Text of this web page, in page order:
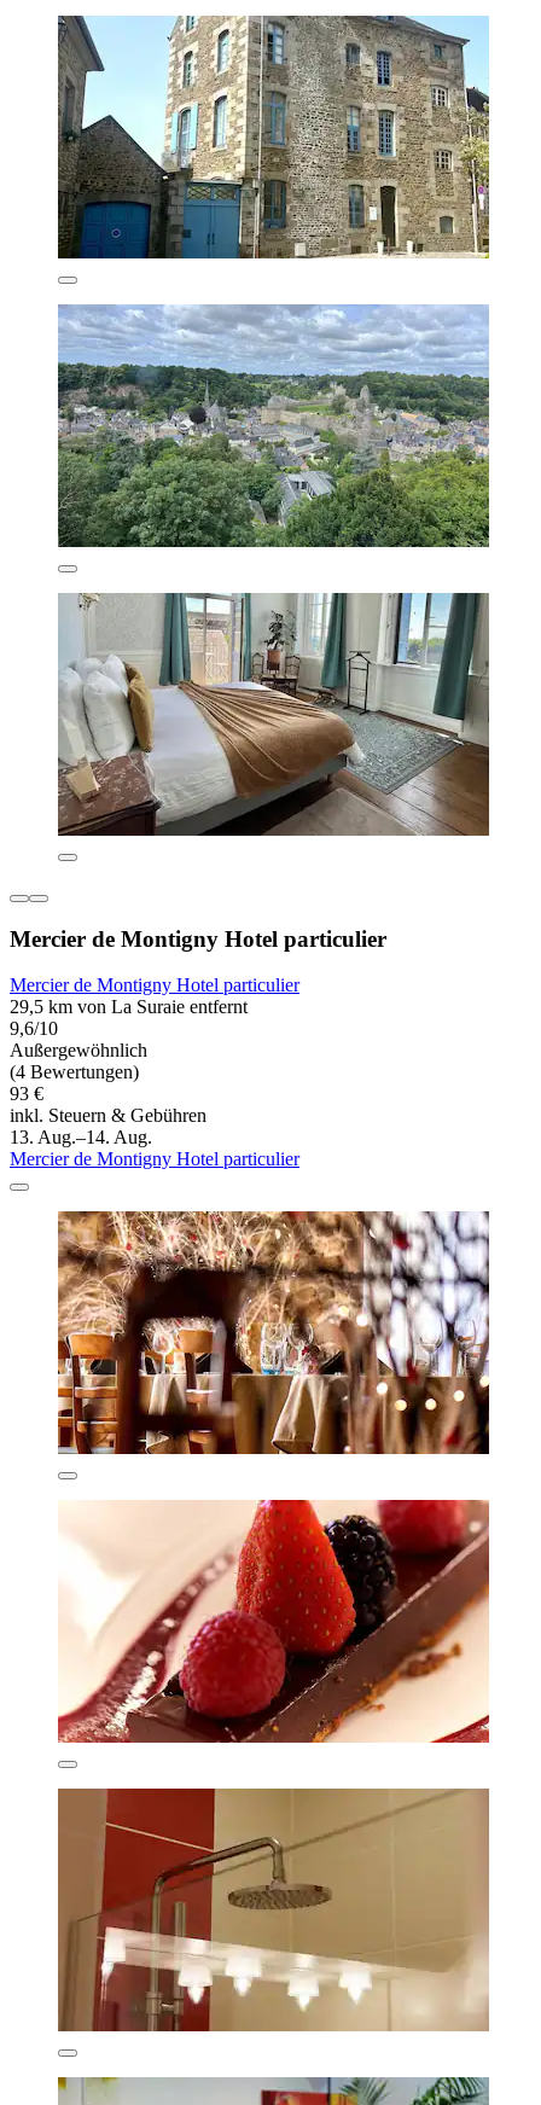
Mercier de Montigny Hotel particulier
Mercier de Montigny Hotel particulier
29,5 km von La Suraie entfernt
9,6/10
Außergewöhnlich
(4 Bewertungen)
93 €
inkl. Steuern & Gebühren
13. Aug.–14. Aug.
Mercier de Montigny Hotel particulier